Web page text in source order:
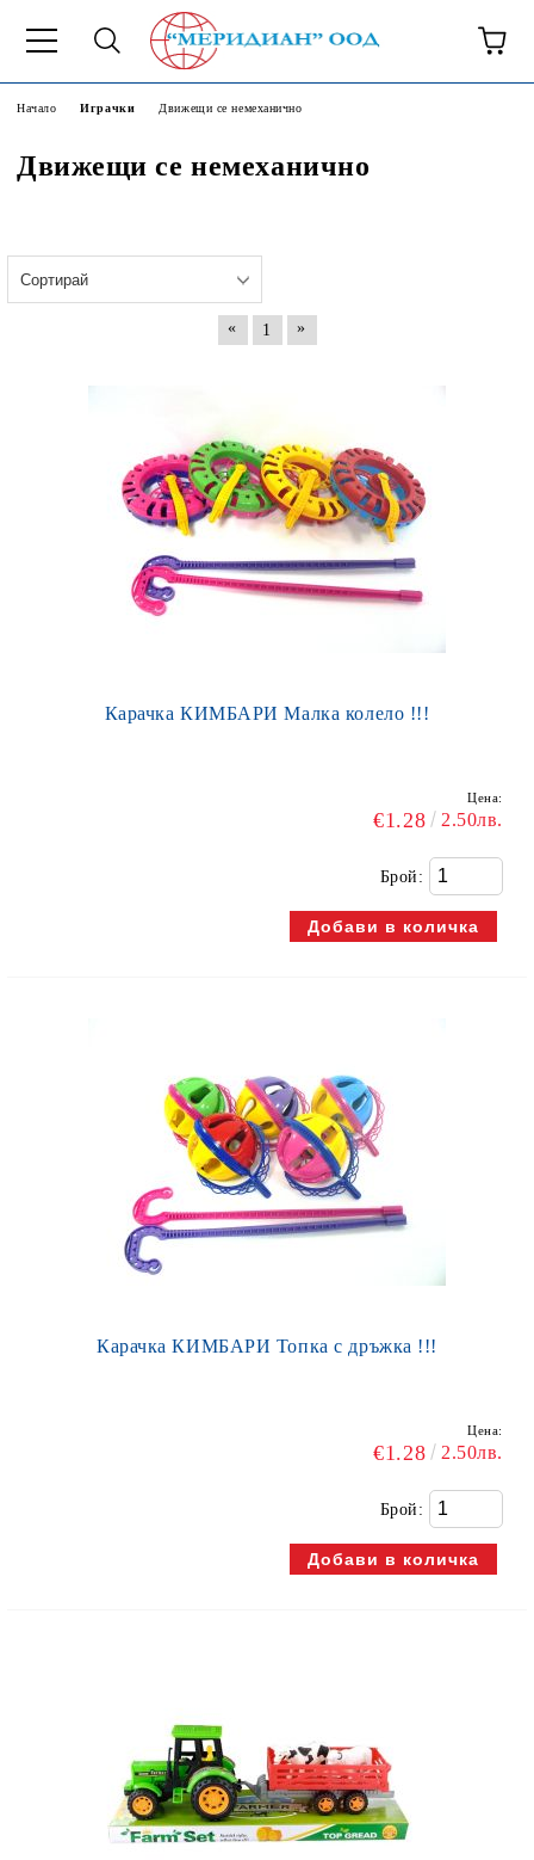
Начало Играчки Движещи се немеханично
Движещи се немеханично
« 1 »
Карачка КИМБАРИ Малка колело !!!
Цена:
€1.28 2.50лв.
Брой:
Карачка КИМБАРИ Топка с дръжка !!!
Цена:
€1.28 2.50лв.
Брой: